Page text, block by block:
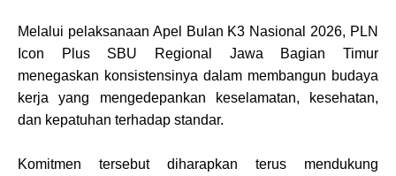
Melalui pelaksanaan Apel Bulan K3 Nasional 2026, PLN
Icon Plus SBU Regional Jawa Bagian Timur
menegaskan konsistensinya dalam membangun budaya
kerja yang mengedepankan keselamatan, kesehatan,
dan kepatuhan terhadap standar.
Komitmen tersebut diharapkan terus mendukung